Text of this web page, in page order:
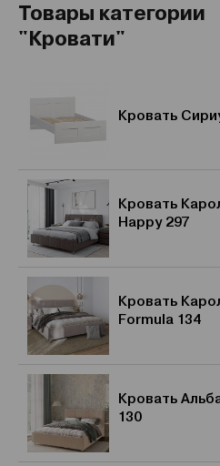
Товары категории
"Кровати"
Кровать
Кровать
Happy 297
Кровать
Formula 134
Кровать
130